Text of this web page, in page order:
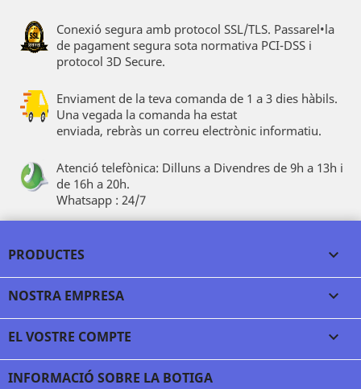
Conexió segura amb protocol SSL/TLS. Passarel•la
de pagament segura sota normativa PCI-DSS i
protocol 3D Secure.
Enviament de la teva comanda de 1 a 3 dies hàbils.
Una vegada la comanda ha estat
enviada, rebràs un correu electrònic informatiu.
Atenció telefònica: Dilluns a Divendres de 9h a 13h i
de 16h a 20h.
Whatsapp : 24/7
PRODUCTES 
NOSTRA EMPRESA 
EL VOSTRE COMPTE 
INFORMACIÓ SOBRE LA BOTIGA